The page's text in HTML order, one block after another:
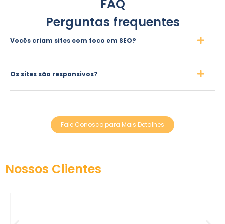
FAQ
Perguntas frequentes
Vocês criam sites com foco em SEO?
Os sites são responsivos?
Fale Conosco para Mais Detalhes
Nossos Clientes